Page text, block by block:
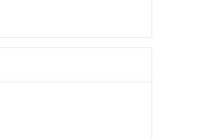
にプチプチをくるんで簡単包装に